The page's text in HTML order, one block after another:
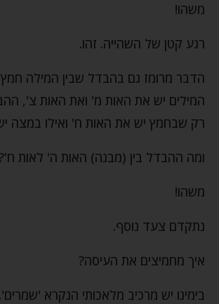
משהו!
רגע קטן של השהייה. זהו.
הדבר מרומז גם בהבדל שבין המילה
המילים יש את האות מ' ואת האות צ',
רק שבחמץ יש את האות ח' ואילו במצה
ומה ההבדל בין (מבנה) האות ה' לאות
משהו!
נתקדם צעד נוסף.
איך מחמיצים את העיסה?
בימינו יש מרכיב מלאכותי הנקרא